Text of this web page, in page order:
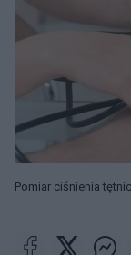
Pomiar ciśnienia